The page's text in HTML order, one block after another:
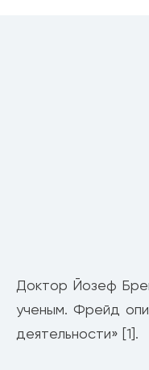
Доктор Йозеф
ученым. Фрейд
деятельности» [1].